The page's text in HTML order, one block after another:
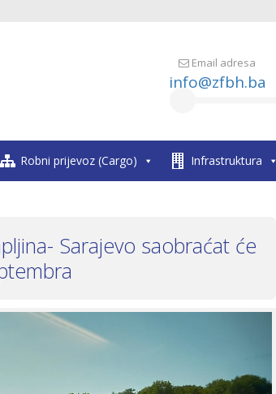
Email adresa
info@zfbh.ba
Robni prijevoz (Cargo) Infrastruktura
Sarajevo saobraćat će